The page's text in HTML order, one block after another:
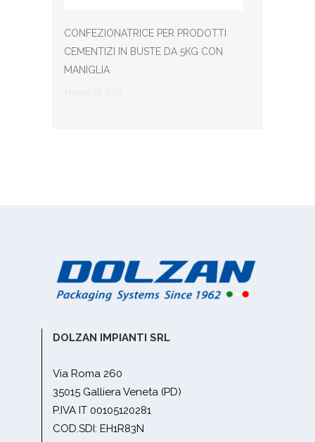
CONFEZIONATRICE PER PRODOTTI
CEMENTIZI IN BUSTE DA 5KG CON
MANIGLIA
DOLZAN IMPIANTI SRL
Via Roma 260
35015 Galliera Veneta (PD)
P.IVA IT 00105120281
COD.SDI: EH1R83N